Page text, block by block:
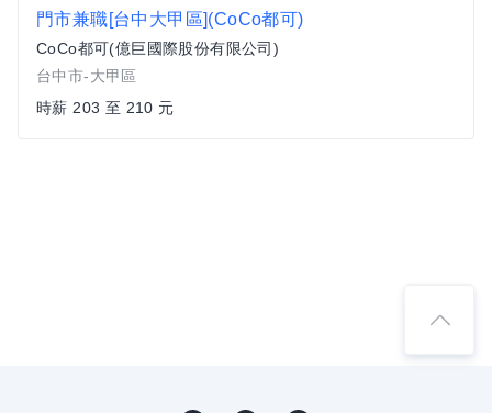
門市兼職[台中大甲區](CoCo都可)
CoCo都可(億巨國際股份有限公司)
台中市-大甲區
時薪 203 至 210 元